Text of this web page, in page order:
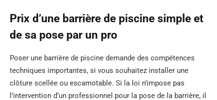
Prix d’une barrière de piscine simple et
de sa pose par un pro
Poser une barrière de piscine demande des compétences
techniques importantes, si vous souhaitez installer une
clôture scellée ou escamotable. Si la loi n’impose pas
l’intervention d’un professionnel pour la pose de la barrière, il